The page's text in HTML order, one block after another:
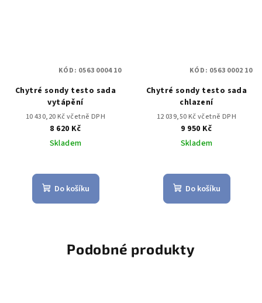
Chytré sondy testo sada
vytápění
10 430,20 Kč včetně DPH
8 620 Kč
Skladem
Do košíku
KÓD: 0563 0004 10
Chytré sondy testo sada
chlazení
12 039,50 Kč včetně DPH
9 950 Kč
Skladem
Do košíku
KÓD: 0563 0002 10
Podobné produkty